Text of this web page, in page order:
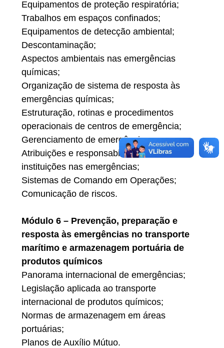
Equipamentos de proteção respiratória;
Trabalhos em espaços confinados;
Equipamentos de detecção ambiental;
Descontaminação;
Aspectos ambientais nas emergências
químicas;
Organização de sistema de resposta às
emergências químicas;
Estruturação, rotinas e procedimentos
operacionais de centros de emergência;
Gerenciamento de emergências;
Atribuições e responsabilidades das
instituições nas emergências;
Sistemas de Comando em Operações;
Comunicação de riscos.
Módulo 6 – Prevenção, preparação e
resposta às emergências no transporte
marítimo e armazenagem portuária de
produtos químicos
Panorama internacional de emergências;
Legislação aplicada ao transporte
internacional de produtos químicos;
Normas de armazenagem em áreas
portuárias;
Planos de Auxílio Mútuo.